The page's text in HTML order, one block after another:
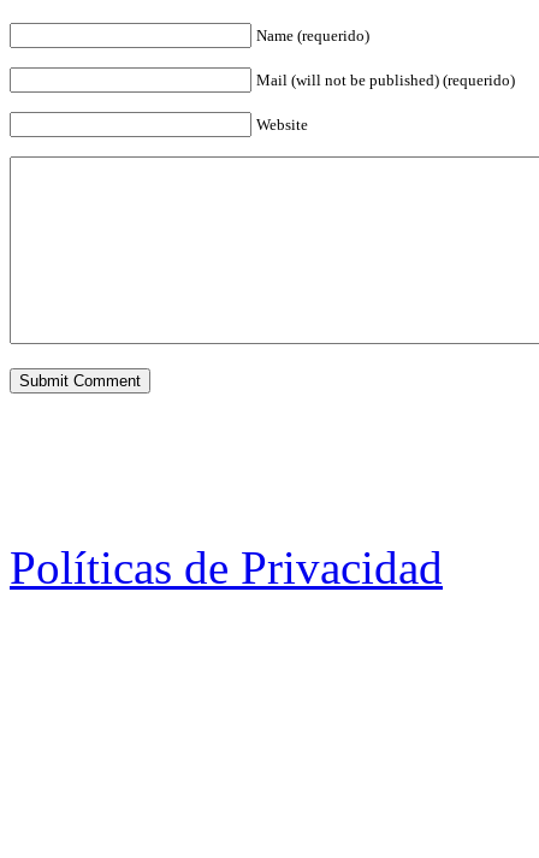
Name (requerido)
Mail (will not be published) (requerido)
Website
Políticas de Privacidad